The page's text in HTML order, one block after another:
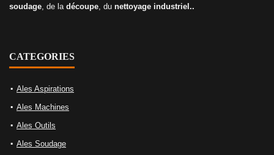
soudage , de la découpe , du nettoyage industriel..
CATEGORIES
Ales Aspirations
Ales Machines
Ales Outils
Ales Soudage